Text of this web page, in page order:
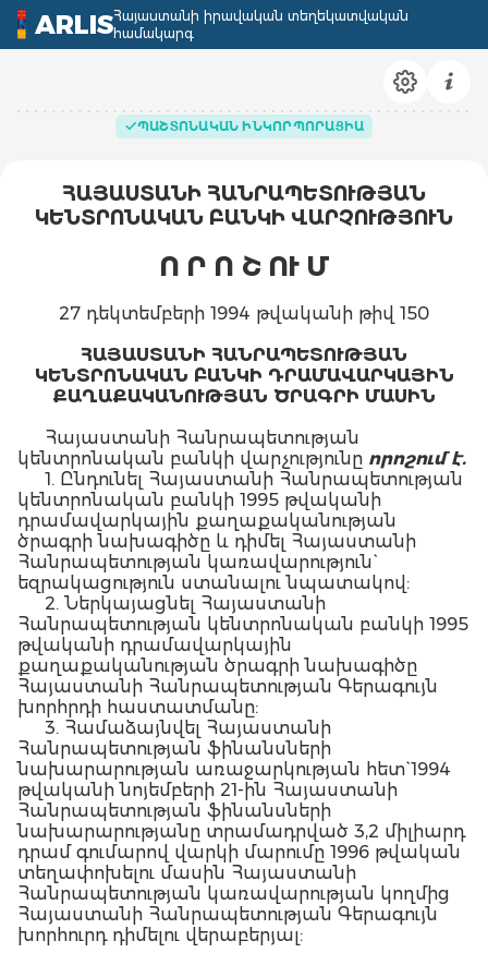
ARLISՀայաստանի իրավական տեղեկատվական
համակարգ
ՊԱՇՏՈՆԱԿԱՆ ԻՆԿՈՐՊՈՐԱՑԻԱ
ՀԱՅԱՍՏԱՆԻ ՀԱՆՐԱՊԵՏՈՒԹՅԱՆ
ԿԵՆՏՐՈՆԱԿԱՆ ԲԱՆԿԻ ՎԱՐՉՈՒԹՅՈՒՆ
Ո Ր Ո Շ ՈՒ Մ
27 դեկտեմբերի 1994 թվականի թիվ 150
ՀԱՅԱՍՏԱՆԻ ՀԱՆՐԱՊԵՏՈՒԹՅԱՆ
ԿԵՆՏՐՈՆԱԿԱՆ ԲԱՆԿԻ ԴՐԱՄԱՎԱՐԿԱՅԻՆ
ՔԱՂԱՔԱԿԱՆՈՒԹՅԱՆ ԾՐԱԳՐԻ ՄԱՍԻՆ
Հայաստանի Հանրապետության
կենտրոնական բանկի վարչությունը որոշում է.
1. Ընդունել Հայաստանի Հանրապետության
կենտրոնական բանկի 1995 թվականի
դրամավարկային քաղաքականության
ծրագրի նախագիծը և դիմել Հայաստանի
Հանրապետության կառավարություն`
եզրակացություն ստանալու նպատակով:
2. Ներկայացնել Հայաստանի
Հանրապետության կենտրոնական բանկի 1995
թվականի դրամավարկային
քաղաքականության ծրագրի նախագիծը
Հայաստանի Հանրապետության Գերագույն
խորհրդի հաստատմանը:
3. Համաձայնվել Հայաստանի
Հանրապետության ֆինանսների
նախարարության առաջարկության հետ` 1994
թվականի նոյեմբերի 21-ին Հայաստանի
Հանրապետության ֆինանսների
նախարարությանը տրամադրված 3,2 միլիարդ
դրամ գումարով վարկի մարումը 1996 թվական
տեղափոխելու մասին Հայաստանի
Հանրապետության կառավարության կողմից
Հայաստանի Հանրապետության Գերագույն
խորհուրդ դիմելու վերաբերյալ: